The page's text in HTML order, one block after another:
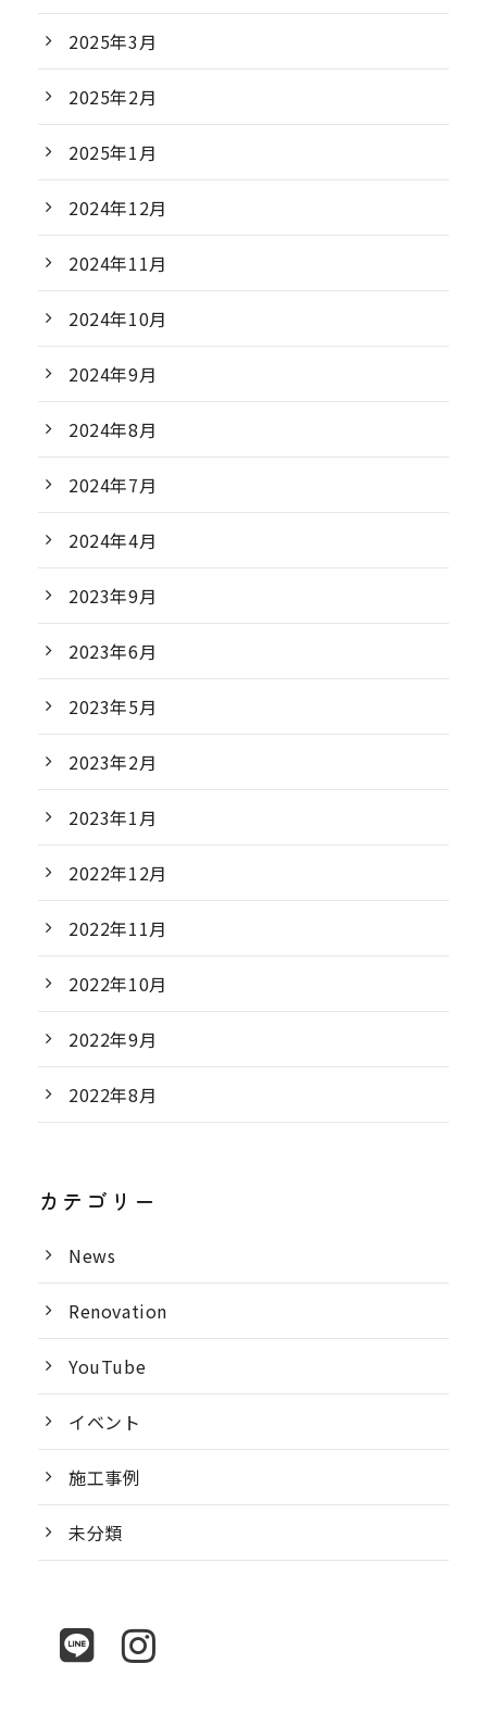
2025年3月
2025年2月
2025年1月
2024年12月
2024年11月
2024年10月
2024年9月
2024年8月
2024年7月
2024年4月
2023年9月
2023年6月
2023年5月
2023年2月
2023年1月
2022年12月
2022年11月
2022年10月
2022年9月
2022年8月
カテゴリー
News
Renovation
YouTube
イベント
施工事例
未分類